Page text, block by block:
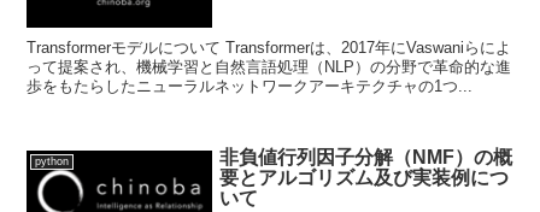
Transformerモデルについて Transformerは、2017年にVaswaniらによ
って提案され、機械学習と自然言語処理（NLP）の分野で革命的な進
歩をもたらしたニューラルネットワークアーキテクチャの1つ...
python
非負値行列因子分解（NMF）の概
要とアルゴリズム及び実装例につ
いて